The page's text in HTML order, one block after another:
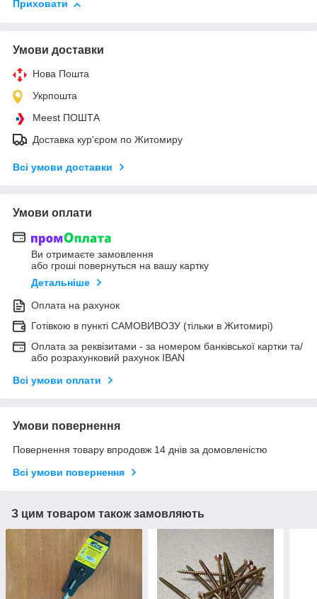
Приховати
Умови доставки
Нова Пошта
Укрпошта
Meest ПОШТА
Доставка кур'єром по Житомиру
Всі умови доставки
Умови оплати
Ви отримаєте замовлення
або гроші повернуться на вашу картку
Детальніше
Оплата на рахунок
Готівкою в пункті САМОВИВОЗУ (тільки в Житомирі)
Оплата за реквізитами - за номером банківської картки та/
або розрахунковий рахунок IBAN
Всі умови оплати
Умови повернення
Повернення товару впродовж 14 днів за домовленістю
Всі умови повернення
З цим товаром також замовляють